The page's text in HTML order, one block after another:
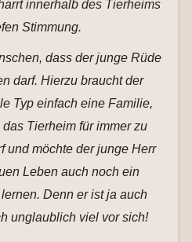
innerhalb des Tierheims
Stimmung.
dass der junge Rüde
darf. Hierzu braucht der
Typ einfach eine Familie,
Tierheim für immer zu
und möchte der junge Herr
Leben auch noch ein
Denn er ist ja auch
unglaublich viel vor sich!